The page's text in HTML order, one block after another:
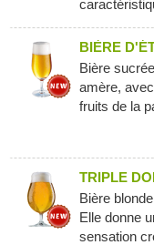
BIÈRE
Bière
amère,
fruits de la
TRIPLE
Bière
Elle donne
sensation